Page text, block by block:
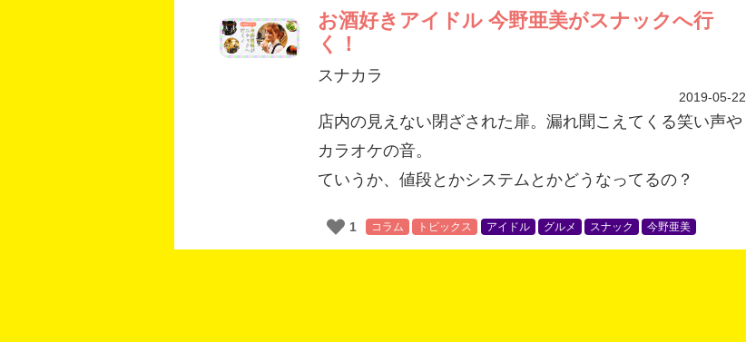
お酒好きアイドル 今野亜美がスナックへ行
く！
スナカラ
2019-05-22
店内の見えない閉ざされた扉。漏れ聞こえてくる笑い声や
カラオケの音。
ていうか、値段とかシステムとかどうなってるの？
1 コラム トピックス アイドル グルメ スナック 今野亜美